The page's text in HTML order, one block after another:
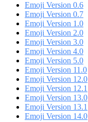
Emoji Version 0.6
Emoji Version 0.7
Emoji Version 1.0
Emoji Version 2.0
Emoji Version 3.0
Emoji Version 4.0
Emoji Version 5.0
Emoji Version 11.0
Emoji Version 12.0
Emoji Version 12.1
Emoji Version 13.0
Emoji Version 13.1
Emoji Version 14.0